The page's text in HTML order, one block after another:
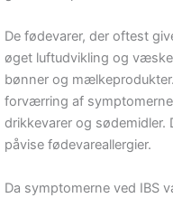
De fødevarer, der oftest
øget luftudvikling og
bønner og
forværring af
drikkevarer og
påvise fødevareallergier.
Da symptomerne ved IBS